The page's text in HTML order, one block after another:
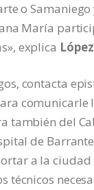
o
María
explica
contacta
comunicarle
también del
de
a la ciudad
técnicos